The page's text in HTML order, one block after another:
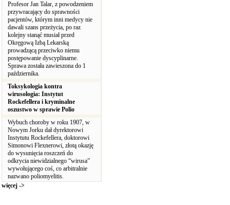
Profesor Jan Talar, z powodzeniem
przywracający do sprawności
pacjentów, którym inni medycy nie
dawali szans przeżycia, po raz
kolejny stanąć musiał przed
Okręgową Izbą Lekarską
prowadzącą przeciwko niemu
postępowanie dyscyplinarne.
Sprawa została zawieszona do 1
października.
Toksykologia kontra
wirusologia: Instytut
Rockefellera i kryminalne
oszustwo w sprawie Polio
Wybuch choroby w roku 1907, w
Nowym Jorku dał dyrektorowi
Instytutu Rockefellera, doktorowi
Simonowi Flexnerowi, złotą okazję
do wysunięcia roszczeń do
odkrycia niewidzialnego “wirusa”
wywołującego coś, co arbitralnie
nazwano poliomyelitis.
więcej ->